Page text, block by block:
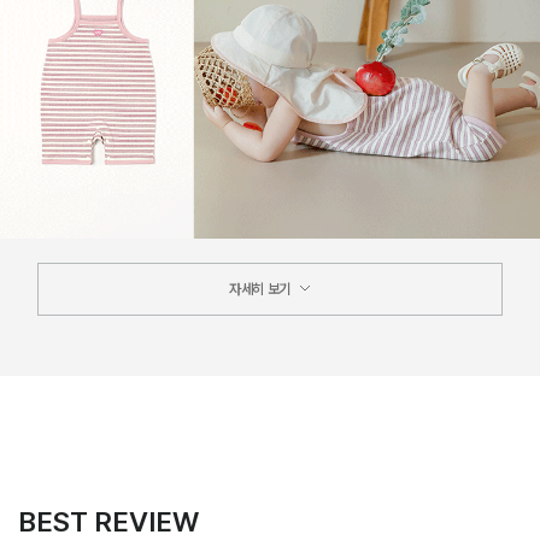
자세히 보기
BEST REVIEW